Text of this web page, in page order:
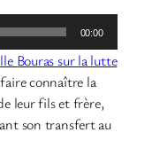
00:00
Bouras sur la lutte
connaître la
leur fils et frère,
son transfert au